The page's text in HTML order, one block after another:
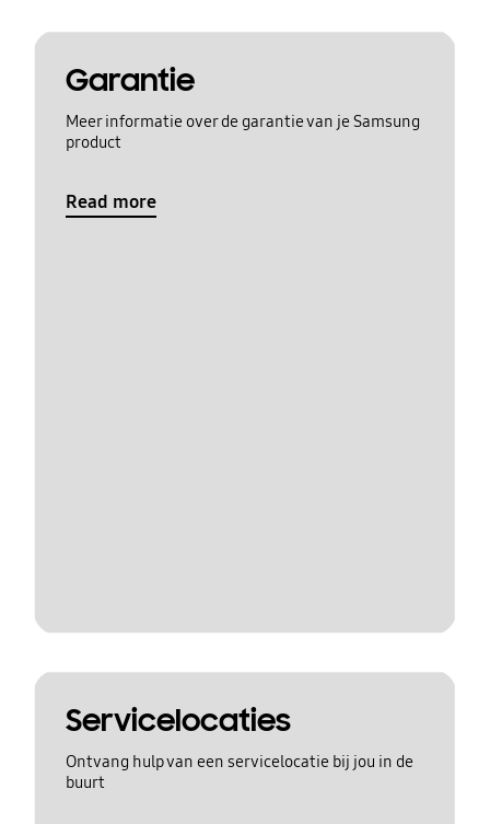
Garantie
Meer informatie over de garantie van je Samsung
product
Read more
Servicelocaties
Ontvang hulp van een servicelocatie bij jou in de
buurt